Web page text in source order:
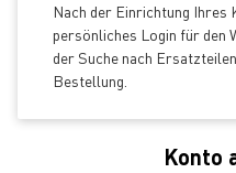
Nach der Einrichtung
persönliches Login für den
der Suche nach
Bestellung.
Konto